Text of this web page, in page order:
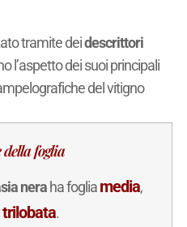
tramite deidescrittori
l’aspetto dei suoi principali
del vitigno
foglia
neraha fogliamedia,
trilobata.